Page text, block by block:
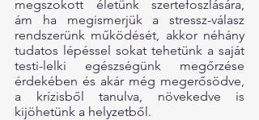
megszokott életünk szertefoszlására,
ám ha megismerjük a stressz-válasz
rendszerünk működését, akkor néhány
tudatos lépéssel sokat tehetünk a saját
testi-lelki egészségünk megőrzése
érdekében és akár még megerősödve,
a krízisből tanulva, növekedve is
kijöhetünk a helyzetből.